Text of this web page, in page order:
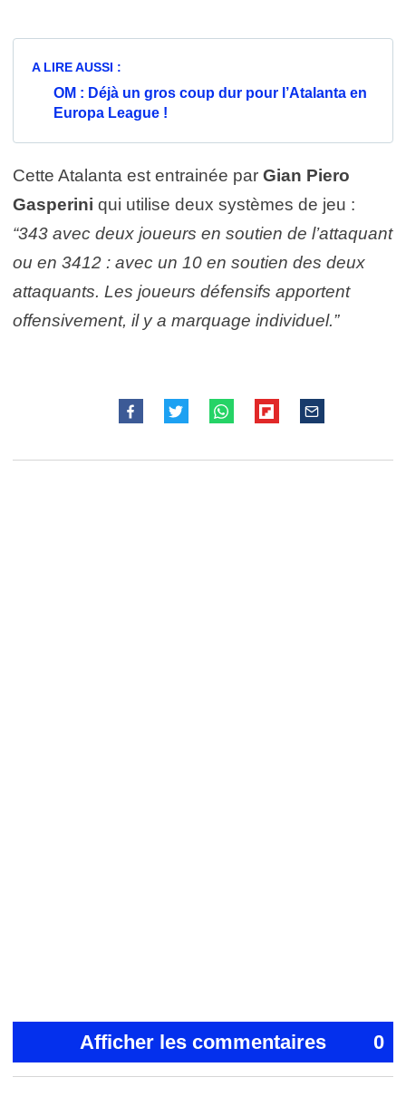
A LIRE AUSSI :
OM : Déjà un gros coup dur pour l’Atalanta en
Europa League !
Cette Atalanta est entrainée par Gian Piero
Gasperini qui utilise deux systèmes de jeu :
“343 avec deux joueurs en soutien de l’attaquant
ou en 3412 : avec un 10 en soutien des deux
attaquants. Les joueurs défensifs apportent
offensivement, il y a marquage individuel.”
Afficher les commentaires 0